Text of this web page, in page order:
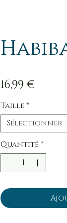
16,99 €
Taille*
Sélectionner
Quantité*